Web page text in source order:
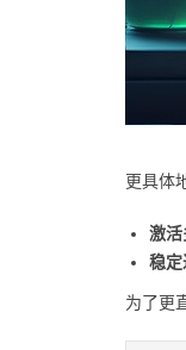
更具体
激活
稳定
为了更